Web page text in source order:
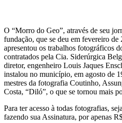
O “Morro do Geo”, através de seu
fundação, que se deu em fevereiro
apresentou os trabalhos fotográficos
contratados pela Cia. Siderúrgica
diretor, engenheiro Louis Jaques
instalou no município, em agosto de
mestres da fotografia Coutinho,
Costa, “Diló”, o que se tornou mais
Para ter acesso à todas fotografias,
fazendo sua Assinatura, por apenas